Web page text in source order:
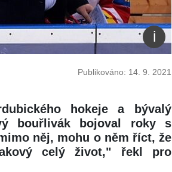
Publikováno: 14. 9. 2021
hokeje a bývalý
bouřlivák bojoval roky s
něj, mohu o něm říct, že
celý život," řekl pro